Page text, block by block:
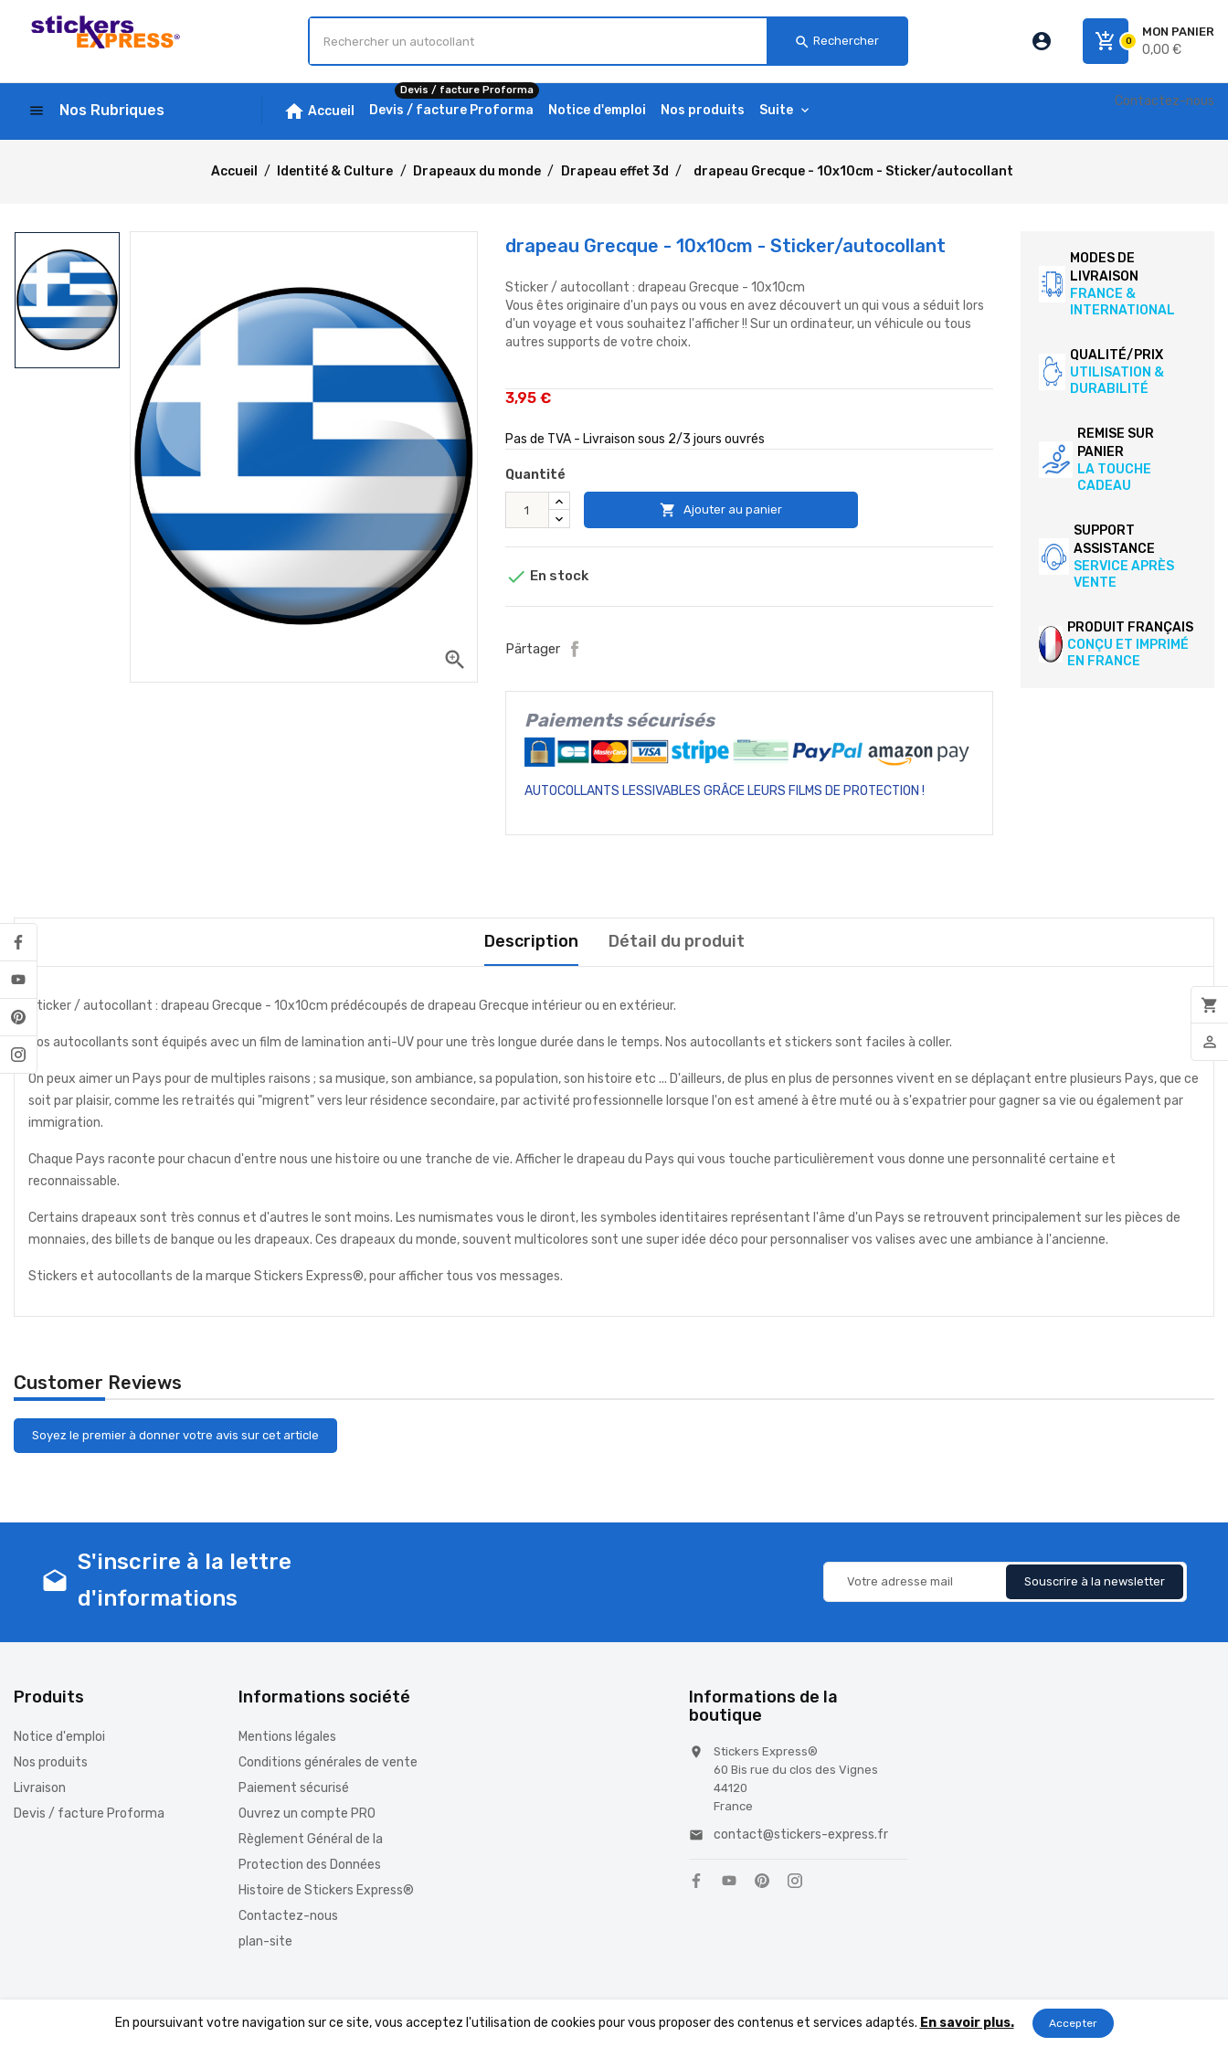
shopping_cart
person_outline
search Rechercher add_shopping_cart 0
MON PANIER
0,00 €
account_circle
Nos Rubriques
menu
Contactez-nous
home Accueil Devis / facture Proforma
Devis / facture Proforma
Notice d'emploi Nos produits Suite
Accueil Identité & Culture Drapeaux du monde Drapeau effet 3d drapeau Grecque - 10x10cm - Sticker/autocollant
zoom_in
drapeau Grecque - 10x10cm - Sticker/autocollant
Sticker / autocollant : drapeau Grecque - 10x10cm
Vous êtes originaire d'un pays ou vous en avez découvert un qui vous a séduit lors
d'un voyage et vous souhaitez l'afficher !! Sur un ordinateur, un véhicule ou tous
autres supports de votre choix.
3,95 €
Pas de TVA - Livraison sous 2/3 jours ouvrés
Quantité
 Ajouter au panier
 En stock
Pärtager
Paiements sécurisés
AUTOCOLLANTS LESSIVABLES GRÂCE LEURS FILMS DE PROTECTION !
MODES DE
LIVRAISON
FRANCE &
INTERNATIONAL
QUALITÉ/PRIX
UTILISATION &
DURABILITÉ
REMISE SUR
PANIER
LA TOUCHE
CADEAU
SUPPORT
ASSISTANCE
SERVICE APRÈS
VENTE
PRODUIT FRANÇAIS
CONÇU ET IMPRIMÉ
EN FRANCE
Description Détail du produit
Sticker / autocollant : drapeau Grecque - 10x10cm prédécoupés de drapeau Grecque intérieur ou en extérieur.
Nos autocollants sont équipés avec un film de lamination anti-UV pour une très longue durée dans le temps. Nos autocollants et stickers sont faciles à coller.
On peux aimer un Pays pour de multiples raisons ; sa musique, son ambiance, sa population, son histoire etc ... D'ailleurs, de plus en plus de personnes vivent en se déplaçant entre plusieurs Pays, que ce
soit par plaisir, comme les retraités qui "migrent" vers leur résidence secondaire, par activité professionnelle lorsque l'on est amené à être muté ou à s'expatrier pour gagner sa vie ou également par
immigration.
Chaque Pays raconte pour chacun d'entre nous une histoire ou une tranche de vie. Afficher le drapeau du Pays qui vous touche particulièrement vous donne une personnalité certaine et
reconnaissable.
Certains drapeaux sont très connus et d'autres le sont moins. Les numismates vous le diront, les symboles identitaires représentant l'âme d'un Pays se retrouvent principalement sur les pièces de
monnaies, des billets de banque ou les drapeaux. Ces drapeaux du monde, souvent multicolores sont une super idée déco pour personnaliser vos valises avec une ambiance à l'ancienne.
Stickers et autocollants de la marque Stickers Express®, pour afficher tous vos messages.
Customer Reviews
Soyez le premier à donner votre avis sur cet article
drafts
S'inscrire à la lettre
d'informations
Produits
Notice d'emploi
Nos produits
Livraison
Devis / facture Proforma
Informations société
Mentions légales
Conditions générales de vente
Paiement sécurisé
Ouvrez un compte PRO
Règlement Général de la
Protection des Données
Histoire de Stickers Express®
Contactez-nous
plan-site
Informations de la
boutique

Stickers Express®
60 Bis rue du clos des Vignes
44120
France
 contact@stickers-express.fr
© 2026 - Boutique PrestaShop™ par DomWest.com
En poursuivant votre navigation sur ce site, vous acceptez l'utilisation de cookies pour vous proposer des contenus et services adaptés. En savoir plus. Accepter